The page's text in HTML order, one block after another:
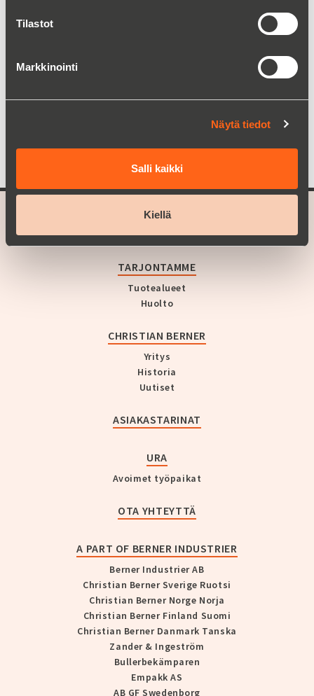
Tilastot
Markkinointi
Näytä tiedot
Salli kaikki
Kiellä
TARJONTAMME
Tuotealueet
Huolto
CHRISTIAN BERNER
Yritys
Historia
Uutiset
ASIAKASTARINAT
URA
Avoimet työpaikat
OTA YHTEYTTÄ
A PART OF BERNER INDUSTRIER
Berner Industrier AB
Christian Berner Sverige Ruotsi
Christian Berner Norge Norja
Christian Berner Finland Suomi
Christian Berner Danmark Tanska
Zander & Ingeström
Bullerbekämparen
Empakk AS
AB GF Swedenborg